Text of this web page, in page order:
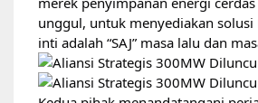
unggul, untuk menyediakan
inti adalah “SAJ” masa lalu dan